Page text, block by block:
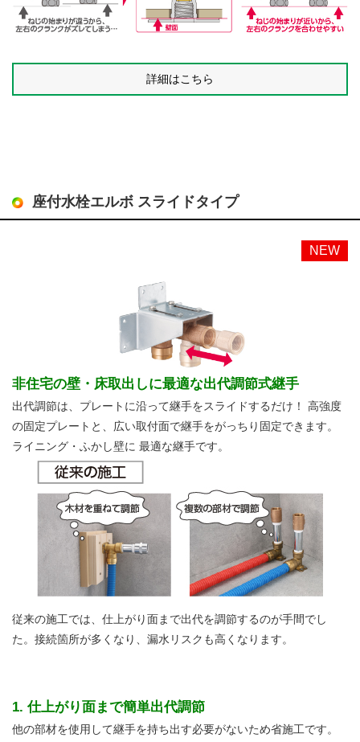
詳細はこちら
座付水栓エルボ スライドタイプ
非住宅の壁・床取出しに最適な出代調節式継手
出代調節は、プレートに沿って継手をスライドするだけ！ 高強度
の固定プレートと、広い取付面で継手をがっちり固定できます。
ライニング・ふかし壁に 最適な継手です。
従来の施工では、仕上がり面まで出代を調節するのが手間でし
た。接続箇所が多くなり、漏水リスクも高くなります。
1. 仕上がり面まで簡単出代調節
他の部材を使用して継手を持ち出す必要がないため省施工です。